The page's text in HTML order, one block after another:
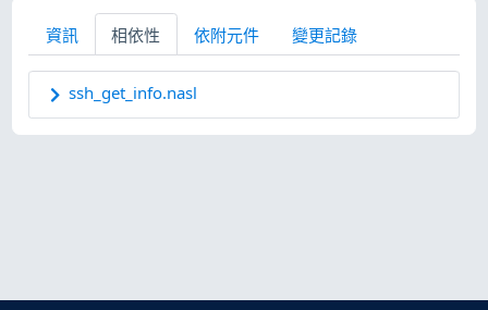
資訊 相依性 依附元件 變更記錄
ssh_get_info.nasl